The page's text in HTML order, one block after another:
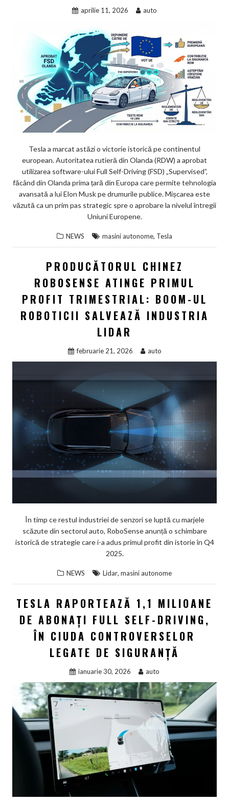
aprilie 11, 2026 auto
Tesla a marcat astăzi o victorie istorică pe continentul
european. Autoritatea rutieră din Olanda (RDW) a aprobat
utilizarea software-ului Full Self-Driving (FSD) „Supervised”,
făcând din Olanda prima țară din Europa care permite tehnologia
avansată a lui Elon Musk pe drumurile publice. Mișcarea este
văzută ca un prim pas strategic spre o aprobare la nivelul întregii
Uniuni Europene.
NEWS masini autonome, Tesla
PRODUCĂTORUL CHINEZ
ROBOSENSE ATINGE PRIMUL
PROFIT TRIMESTRIAL: BOOM-UL
ROBOTICII SALVEAZĂ INDUSTRIA
LIDAR
februarie 21, 2026 auto
În timp ce restul industriei de senzori se luptă cu marjele
scăzute din sectorul auto, RoboSense anunță o schimbare
istorică de strategie care i-a adus primul profit din istorie în Q4
2025.
NEWS Lidar, masini autonome
TESLA RAPORTEAZĂ 1,1 MILIOANE
DE ABONAȚI FULL SELF-DRIVING,
ÎN CIUDA CONTROVERSELOR
LEGATE DE SIGURANȚĂ
ianuarie 30, 2026 auto